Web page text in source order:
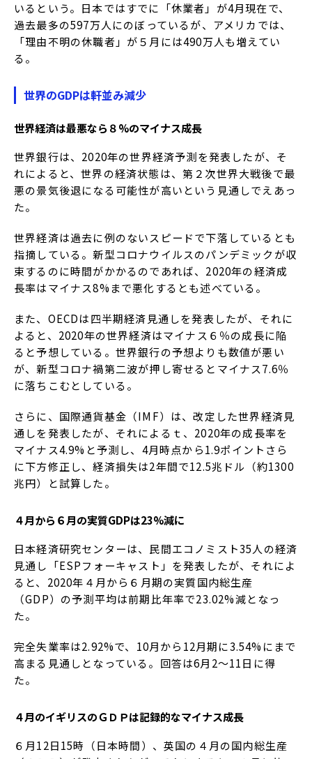
いるという。日本ではすでに「休業者」が4月現在で、
過去最多の597万人にのぼっているが、アメリカでは、
「理由不明の休職者」が５月には490万人も増えてい
る。
世界のGDPは軒並み減少
世界経済は最悪なら８%のマイナス成長
世界銀行は、2020年の世界経済予測を発表したが、そ
れによると、世界の経済状態は、第２次世界大戦後で最
悪の景気後退になる可能性が高いという見通しでえあっ
た。
世界経済は過去に例のないスピードで下落しているとも
指摘している。新型コロナウイルスのパンデミックが収
束するのに時間がかかるのであれば、2020年の経済成
長率はマイナス8%まで悪化するとも述べている。
また、OECDは四半期経済見通しを発表したが、それに
よると、2020年の世界経済はマイナス６％の成長に陥
ると予想している。世界銀行の予想よりも数値が悪い
が、新型コロナ禍第二波が押し寄せるとマイナス7.6％
に落ちこむとしている。
さらに、国際通貨基金（IMF）は、改定した世界経済見
通しを発表したが、それによるｔ、2020年の成長率を
マイナス4.9%と予測し、4月時点から1.9ポイントさら
に下方修正し、経済損失は2年間で12.5兆ドル（約1300
兆円）と試算した。
４月から６月の実質GDPは23%減に
日本経済研究センターは、民間エコノミスト35人の経済
見通し「ESPフォーキャスト」を発表したが、それによ
ると、2020年４月から６月期の実質国内総生産
（GDP）の予測平均は前期比年率で23.02%減となっ
た。
完全失業率は2.92%で、10月から12月期に3.54%にまで
高まる見通しとなっている。回答は6月2～11日に得
た。
４月のイギリスのＧＤＰは記録的なマイナス成長
６月12日15時（日本時間）、英国の４月の国内総生産